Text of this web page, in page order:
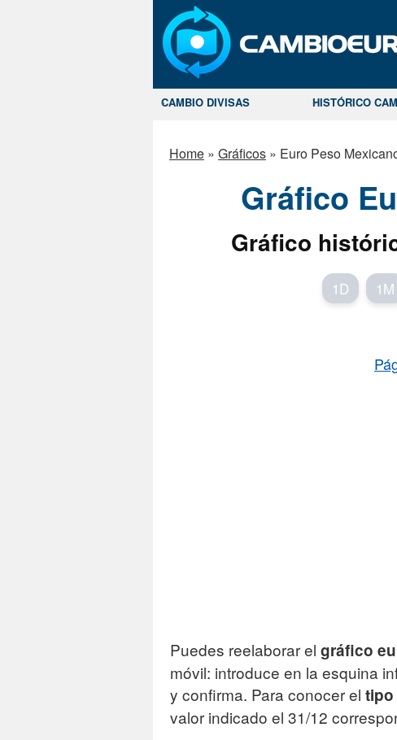
CAMBIO DIVISAS HISTÓRICO
Home » Gráficos » Euro Peso
Gráfico
Gráfico
1D 1M
Puedes reelaborar el gráfico
móvil: introduce en la esquina
y confirma. Para conocer el tipo
valor indicado el 31/12